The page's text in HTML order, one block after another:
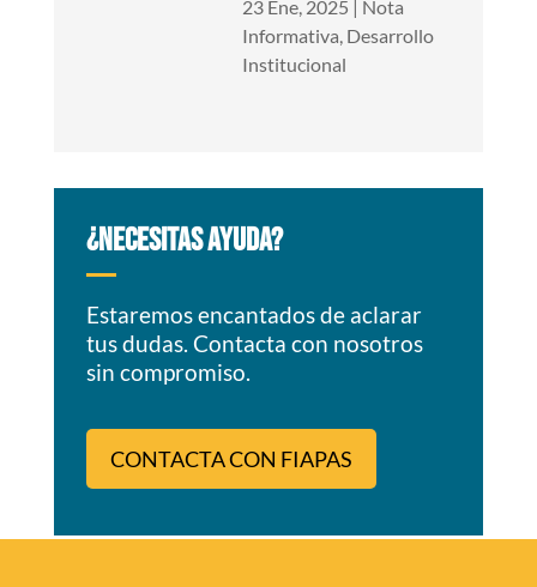
23 Ene, 2025
Nota
Informativa, Desarrollo
Institucional
¿NECESITAS AYUDA?
Estaremos encantados de aclarar
tus dudas. Contacta con nosotros
sin compromiso.
CONTACTA CON FIAPAS